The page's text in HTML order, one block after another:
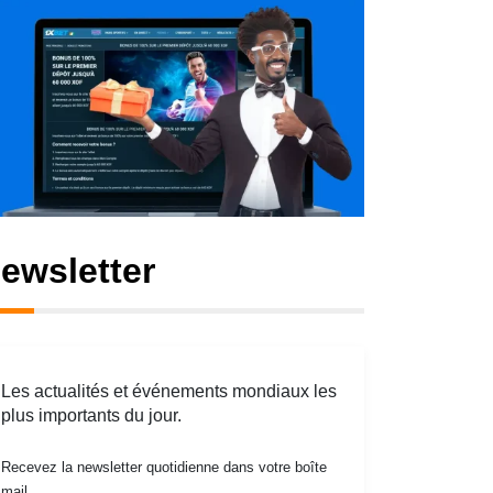
Les actualités et événements mondiaux les
plus importants du jour.
Recevez la newsletter quotidienne dans votre boîte